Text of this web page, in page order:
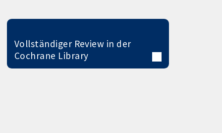
Vollständiger Review in der
Cochrane Library